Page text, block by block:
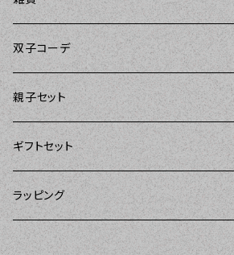
Sugar baby aprons（シュガーベイビー）
DII（ディーアイアイ）
MOZI（モジ）
amorico（アモリコ）
I love Aprons（アラブエプロンズ）
ASD Living（エーエスディーリビング）
Kitsch'n Glam（キッチングラム）
DII（ディーアイアイ）
Kitsch'n Glam（キッチングラム）
Sierra Rose（シエラローズ）
DII（ディーアイアイ）
amorico（アモリコ）
Sugar baby aprons（シュガーベイビー）
雑貨
amorico（アモリコ）
amorico（アモリコ）
The Sunday Girl（ザサンデーガール）
DII（ディーアイアイ）
Kitsch'n Glam（キッチングラム）
双子コーデ
The Sunday Girl（サンデーガール）
親子セット
ギフトセット
ラッピング